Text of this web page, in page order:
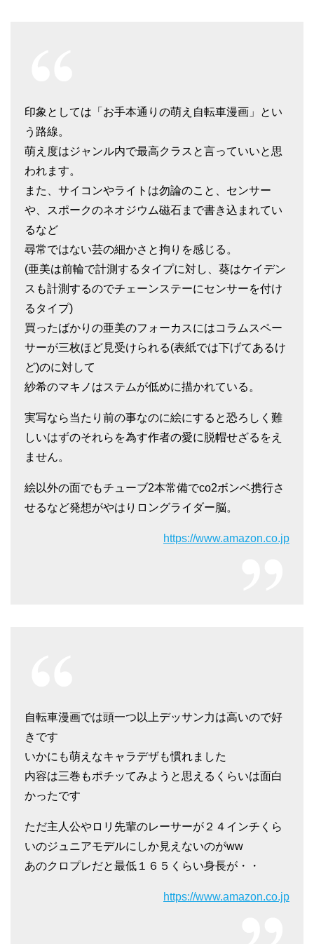
印象としては「お手本通りの萌え自転車漫画」とい
う路線。
萌え度はジャンル内で最高クラスと言っていいと思
われます。
また、サイコンやライトは勿論のこと、センサー
や、スポークのネオジウム磁石まで書き込まれてい
るなど
尋常ではない芸の細かさと拘りを感じる。
(亜美は前輪で計測するタイプに対し、葵はケイデン
スも計測するのでチェーンステーにセンサーを付け
るタイプ)
買ったばかりの亜美のフォーカスにはコラムスペー
サーが三枚ほど見受けられる(表紙では下げてあるけ
ど)のに対して
紗希のマキノはステムが低めに描かれている。
実写なら当たり前の事なのに絵にすると恐ろしく難
しいはずのそれらを為す作者の愛に脱帽せざるをえ
ません。
絵以外の面でもチューブ2本常備でco2ボンベ携行さ
せるなど発想がやはりロングライダー脳。
https://www.amazon.co.jp
自転車漫画では頭一つ以上デッサン力は高いので好
きです
いかにも萌えなキャラデザも慣れました
内容は三巻もポチッてみようと思えるくらいは面白
かったです
ただ主人公やロリ先輩のレーサーが２４インチくら
いのジュニアモデルにしか見えないのがww
あのクロプレだと最低１６５くらい身長が・・
https://www.amazon.co.jp